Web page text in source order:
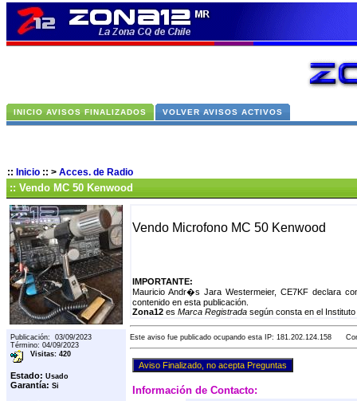
INICIO AVISOS FINALIZADOS VOLVER AVISOS ACTIVOS
:: Inicio :: > Acces. de Radio
:: Vendo MC 50 Kenwood
Publicación: 03/09/2023
Término: 04/09/2023
Visitas: 420
Estado: Usado
Garantía: Si
Vendo Microfono MC 50 Kenwood
IMPORTANTE:
Mauricio Andr�s Jara Westermeier, CE7KF declara
contenido en esta publicación.
Zona12 es Marca Registrada según consta en el
Este aviso fue publicado ocupando esta IP: 181.202.124.158
Información de Contacto: